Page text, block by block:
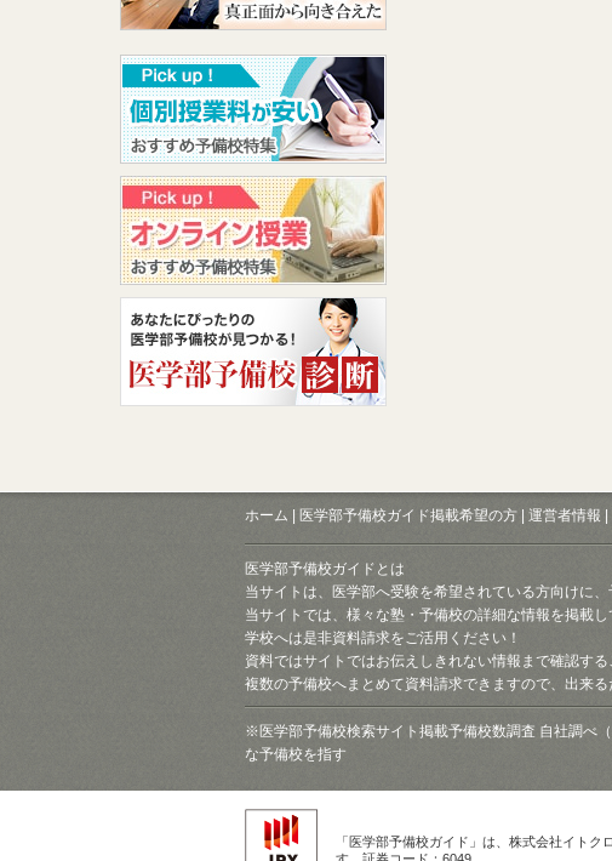
ホーム 医学部予備校ガイド掲載希望の方 運営者情報
医学部予備校ガイドとは
当サイトは、医学部へ受験を希望されている方向けに
当サイトでは、様々な塾・予備校の詳細な情報を掲載
学校へは是非資料請求をご活用ください！
資料ではサイトではお伝えしきれない情報まで確認す
複数の予備校へまとめて資料請求できますので、出来
※医学部予備校検索サイト掲載予備校数調査 自社調べ
な予備校を指す
「医学部予備校ガイド」は、株式会社イトク
す。証券コード：6049